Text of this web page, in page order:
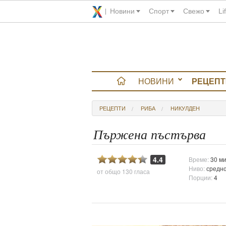
Новини Спорт Свежо
НОВИНИ
РЕЦЕПТИ РИБА НИКУЛДЕН
Пържена пъстърва
4.4
от общо 130 гласа
Време:30
Ниво:
Порции:4